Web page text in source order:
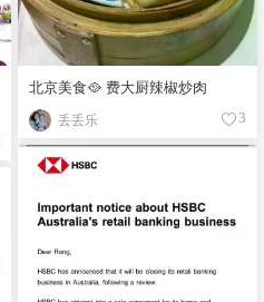
北京美食🥘 费大厨辣椒炒肉
丢丢乐 3